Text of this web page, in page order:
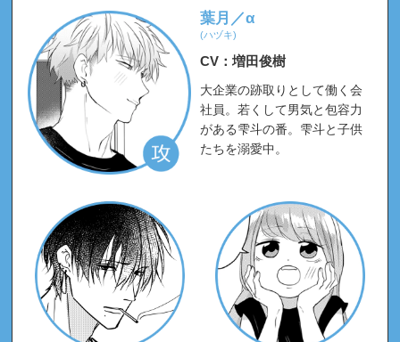
2022.06.09 キャストインタビュー＆写真を公開！
2022.04.04
ドラマCD3発売日決定＆予約開始！商品＆特典
PV動画も公開！
2021.11.09 ドラマCD「嫌いでいさせて 3」発売決定！
2021.10.04
試聴公開「コミックス3巻 ドラマCD付きアニメ
2021.10.01 「嫌いでいさせて 通常盤」「嫌いでいさせて 2
通常盤」通常盤2枚同時発売！
2021.03.26 ドラマCD「嫌いでいさせて 2」本日発売！
2021.02.12 試聴 、特典画像 小冊子チラ見せ公開！
葉月／α
(ハヅキ)
CV：増田俊樹
大企業の跡取りとして働く会
社員。若くして男気と包容力
がある雫斗の番。雫斗と子供
たちを溺愛中。